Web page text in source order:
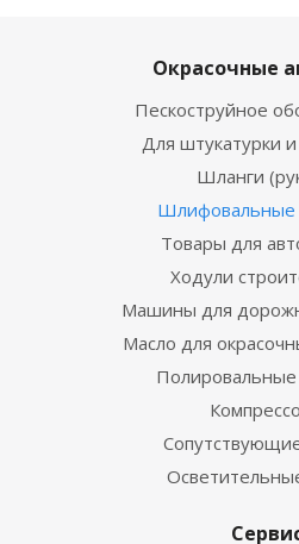
Окрасочные
Пескоструйное
Для штукатурки
Шланги
Шлифовальные
Товары для
Ходули
Машины для
Масло для